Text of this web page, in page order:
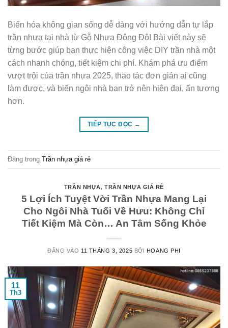
Biến hóa không gian sống dễ dàng với hướng dẫn tự lắp
trần nhựa tại nhà từ Gỗ Nhựa Đông Đô! Bài viết này sẽ
từng bước giúp bạn thực hiện công việc DIY trần nhà một
cách nhanh chóng, tiết kiệm chi phí. Khám phá ưu điểm
vượt trội của trần nhựa 2025, thao tác đơn giản ai cũng
làm được, và biến ngôi nhà bạn trở nên hiện đại, ấn tượng
hơn.
TIẾP TỤC ĐỌC →
Đăng trong Trần nhựa giá rẻ
TRẦN NHỰA,TRẦN NHỰA GIÁ RẺ
5 Lợi Ích Tuyệt Vời Trần Nhựa Mang Lại
Cho Ngôi Nhà Tuổi Về Hưu: Không Chỉ
Tiết Kiệm Mà Còn… An Tâm Sống Khỏe
ĐĂNG VÀO 11 THÁNG 3, 2025 BỞI HOANG PHI
11
Th3